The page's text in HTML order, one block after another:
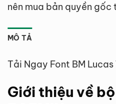
nên mua bản quyền
MÔ TẢ
Tải Ngay Font BM
Giới thiệu về